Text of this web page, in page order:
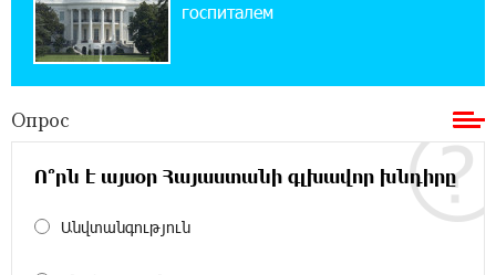
20:50:22 22-07-2026
Новые финансовые навыки на «Давидбекских
играх»: Idram&IDBank
Кругом война. А вас вводят в заблуждение.
госпиталем
Опрос
Ո՞րն է այսօր Հայաստանի գլխավոր խնդիրը
Անվտանգություն